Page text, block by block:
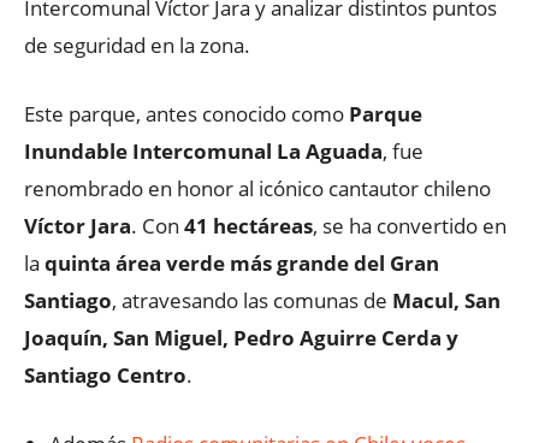
Intercomunal Víctor Jara y analizar distintos puntos
de seguridad en la zona.
Este parque, antes conocido como Parque
Inundable Intercomunal La Aguada, fue
renombrado en honor al icónico cantautor chileno
Víctor Jara. Con 41 hectáreas, se ha convertido en
la quinta área verde más grande del Gran
Santiago, atravesando las comunas de Macul, San
Joaquín, San Miguel, Pedro Aguirre Cerda y
Santiago Centro.